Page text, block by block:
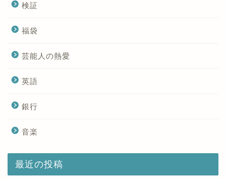
検証
福袋
芸能人の熱愛
英語
銀行
音楽
最近の投稿